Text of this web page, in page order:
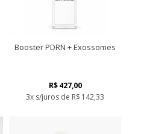
Booster PDRN + Exossomes
R$ 427,00
3x s/juros de R$ 142,33